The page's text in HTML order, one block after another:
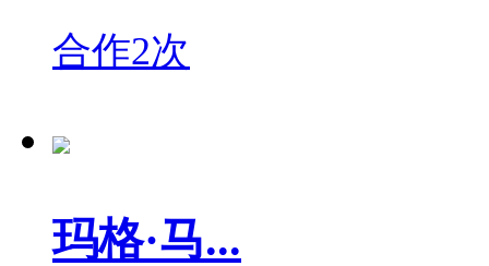
合作2次
玛格·马...